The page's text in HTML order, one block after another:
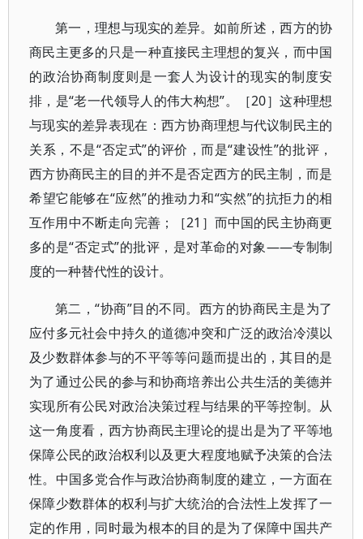
第一，理想与现实的差异。如前所述，西方的协
商民主更多的只是一种直接民主理想的复兴，而中国
的政治协商制度则是一套人为设计的现实的制度安
排，是“老一代领导人的伟大构想”。［20］这种理想
与现实的差异表现在：西方协商理想与代议制民主的
关系，不是“否定式”的评价，而是“建设性”的批评，
西方协商民主的目的并不是否定西方的民主制，而是
希望它能够在“应然”的推动力和“实然”的抗拒力的相
互作用中不断走向完善；［21］而中国的民主协商更
多的是“否定式”的批评，是对革命的对象——专制制
度的一种替代性的设计。
第二，“协商”目的不同。西方的协商民主是为了
应付多元社会中持久的道德冲突和广泛的政治冷漠以
及少数群体参与的不平等等问题而提出的，其目的是
为了通过公民的参与和协商培养出公共生活的美德并
实现所有公民对政治决策过程与结果的平等控制。从
这一角度看，西方协商民主理论的提出是为了平等地
保障公民的政治权利以及更大程度地赋予决策的合法
性。中国多党合作与政治协商制度的建立，一方面在
保障少数群体的权利与扩大统治的合法性上发挥了一
定的作用，同时最为根本的目的是为了保障中国共产